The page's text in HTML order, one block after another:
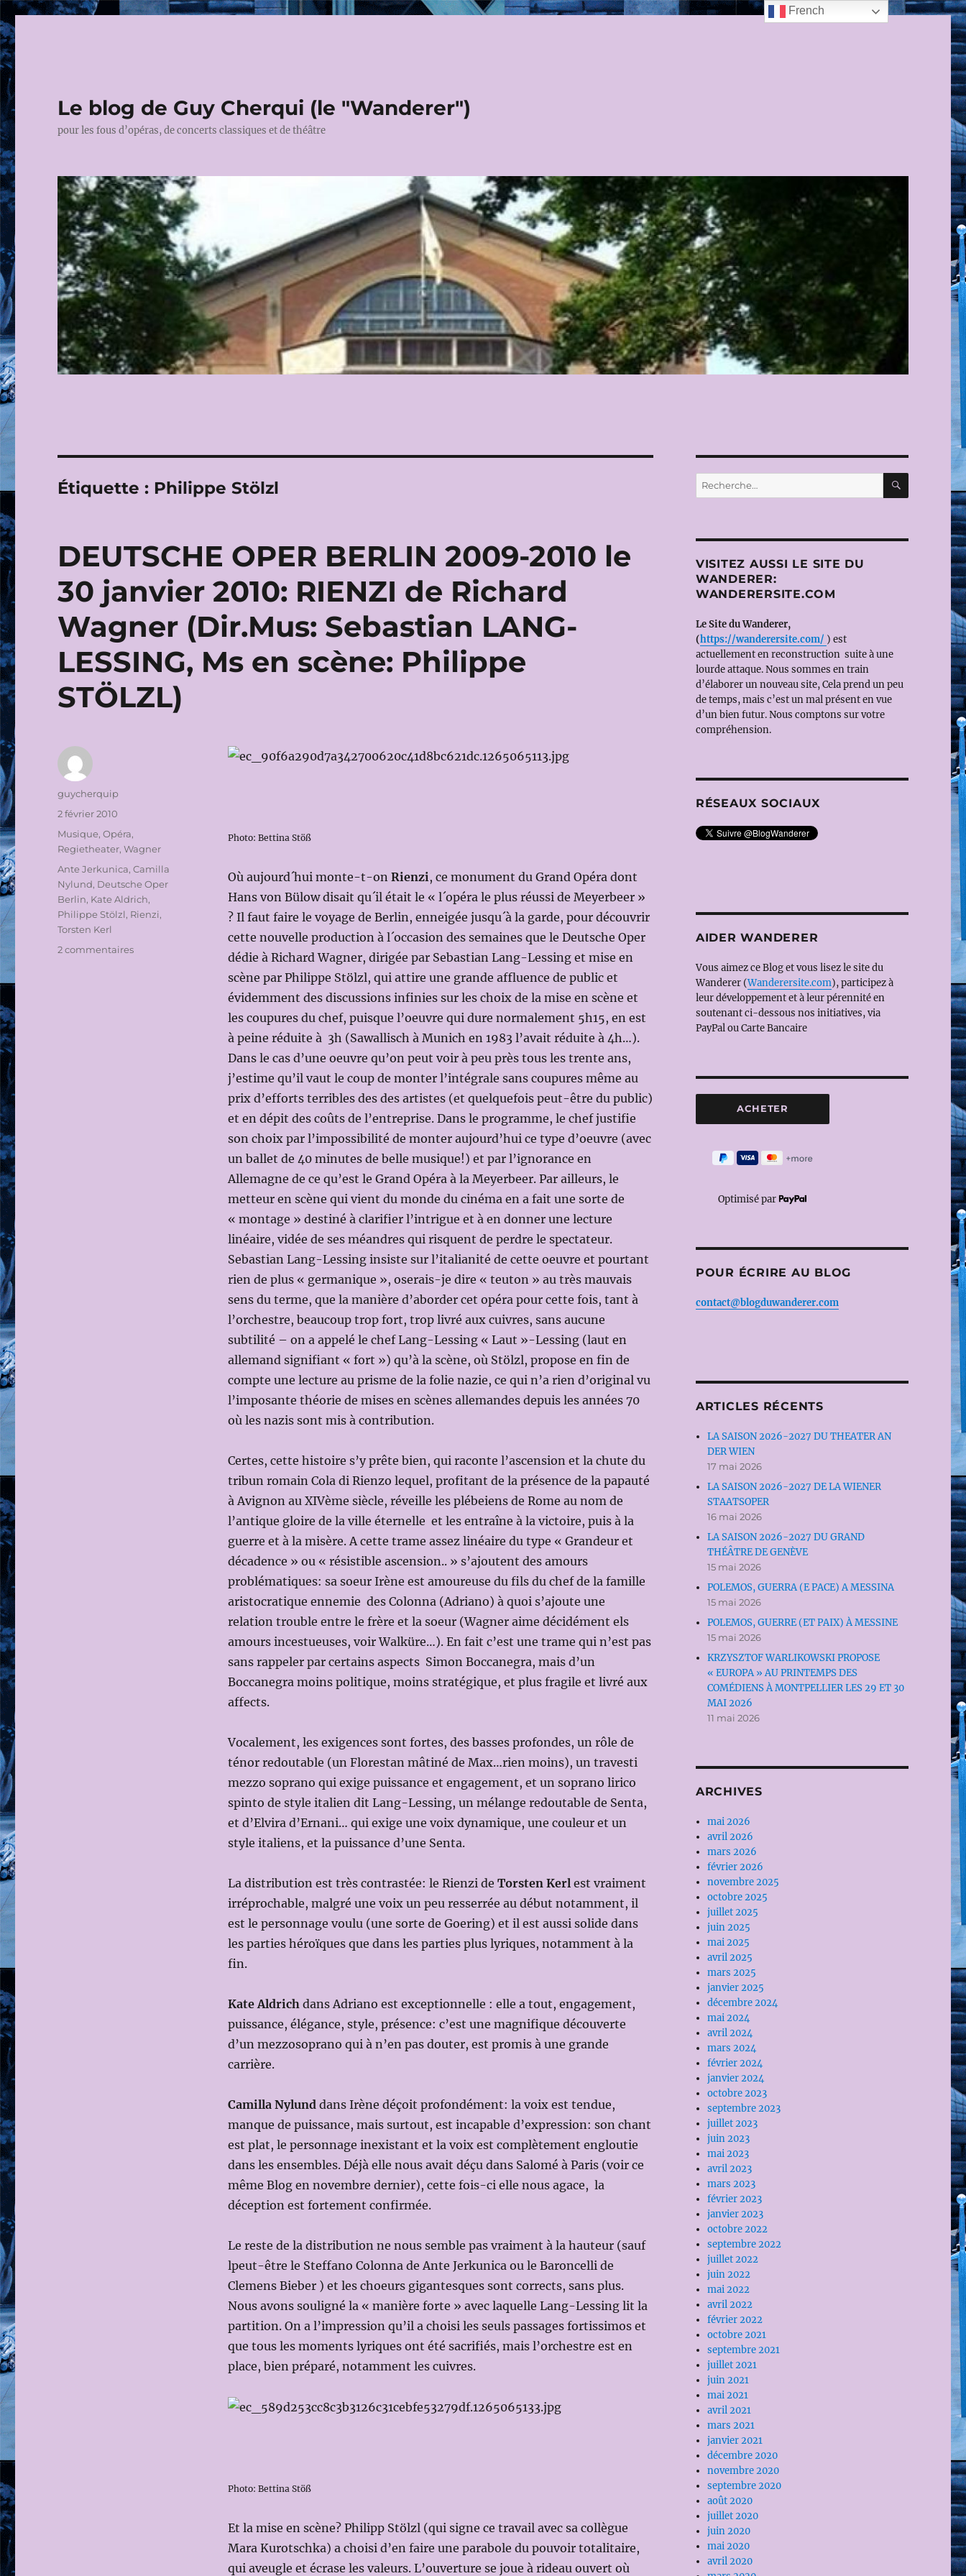
Le blog de Guy Cherqui (le "Wanderer")
pour les fous d’opéras, de concerts classiques et de théâtre
Étiquette : Philippe Stölzl
DEUTSCHE OPER BERLIN 2009-2010 le
30 janvier 2010: RIENZI de Richard
Wagner (Dir.Mus: Sebastian LANG-
LESSING, Ms en scène: Philippe
STÖLZL)
Photo: Bettina Stöß
Où aujourd´hui monte-t-on Rienzi , ce monument du Grand Opéra dont
Hans von Bülow disait qu´il était le « l´opéra le plus réussi de Meyerbeer »
? Il faut faire le voyage de Berlin, enneigée jusqu´à la garde, pour découvrir
cette nouvelle production à l´occasion des semaines que le Deutsche Oper
dédie à Richard Wagner, dirigée par Sebastian Lang-Lessing et mise en
scène par Philippe Stölzl, qui attire une grande affluence de public et
évidemment des discussions infinies sur les choix de la mise en scène et
les coupures du chef, puisque l’oeuvre qui dure normalement 5h15, en est
à peine réduite à 3h (Sawallisch à Munich en 1983 l’avait réduite à 4h…).
Dans le cas d’une oeuvre qu’on peut voir à peu près tous les trente ans,
j’estime qu’il vaut le coup de monter l’intégrale sans coupures même au
prix d’efforts terribles des des artistes (et quelquefois peut-être du public)
et en dépit des coûts de l’entreprise. Dans le programme, le chef justifie
son choix par l’impossibilité de monter aujourd’hui ce type d’oeuvre (avec
un ballet de 40 minutes de belle musique!) et par l’ignorance en
Allemagne de ce qu’est le Grand Opéra à la Meyerbeer. Par ailleurs, le
metteur en scène qui vient du monde du cinéma en a fait une sorte de
« montage » destiné à clarifier l’intrigue et à en donner une lecture
linéaire, vidée de ses méandres qui risquent de perdre le spectateur.
Sebastian Lang-Lessing insiste sur l’italianité de cette oeuvre et pourtant
rien de plus « germanique », oserais-je dire « teuton » au très mauvais
sens du terme, que la manière d’aborder cet opéra pour cette fois, tant à
l’orchestre, beaucoup trop fort, trop livré aux cuivres, sans aucune
subtilité – on a appelé le chef Lang-Lessing « Laut »-Lessing (laut en
allemand signifiant « fort ») qu’à la scène, où Stölzl, propose en fin de
compte une lecture au prisme de la folie nazie, ce qui n’a rien d’original vu
l’imposante théorie de mises en scènes allemandes depuis les années 70
où les nazis sont mis à contribution.
Certes, cette histoire s’y prête bien, qui raconte l’ascension et la chute du
tribun romain Cola di Rienzo lequel, profitant de la présence de la papauté
à Avignon au XIVème siècle, réveille les plébeiens de Rome au nom de
l’antique gloire de la ville éternelle et les entraîne à la victoire, puis à la
guerre et à la misère. A cette trame assez linéaire du type « Grandeur et
décadence » ou « résistible ascension.. » s’ajoutent des amours
problématiques: sa soeur Irène est amoureuse du fils du chef de la famille
aristocratique ennemie des Colonna (Adriano) à quoi s’ajoute une
relation trouble entre le frère et la soeur (Wagner aime décidément els
amours incestueuses, voir Walküre…). En fait c’est une trame qui n’est pas
sans rappeler par certains aspects Simon Boccanegra, mais d’un
Boccanegra moins politique, moins stratégique, et plus fragile et livré aux
affects.
Vocalement, les exigences sont fortes, des basses profondes, un rôle de
ténor redoutable (un Florestan mâtiné de Max…rien moins), un travesti
mezzo soprano qui exige puissance et engagement, et un soprano lirico
spinto de style italien dit Lang-Lessing, un mélange redoutable de Senta,
et d’Elvira d’Ernani… qui exige une voix dynamique, une couleur et un
style italiens, et la puissance d’une Senta.
La distribution est très contrastée: le Rienzi de Torsten Kerl est vraiment
irréprochable, malgré une voix un peu resserrée au début notamment, il
est le personnage voulu (une sorte de Goering) et il est aussi solide dans
les parties héroïques que dans les parties plus lyriques, notamment à la
fin.
Kate Aldrich dans Adriano est exceptionnelle : elle a tout, engagement,
puissance, élégance, style, présence: c’est une magnifique découverte
d’un mezzosoprano qui à n’en pas douter, est promis à une grande
carrière.
Camilla Nylund dans Irène déçoit profondément: la voix est tendue,
manque de puissance, mais surtout, est incapable d’expression: son chant
est plat, le personnage inexistant et la voix est complètement engloutie
dans les ensembles. Déjà elle nous avait déçu dans Salomé à Paris (voir ce
même Blog en novembre dernier), cette fois-ci elle nous agace, la
déception est fortement confirmée.
Le reste de la distribution ne nous semble pas vraiment à la hauteur (sauf
lpeut-être le Steffano Colonna de Ante Jerkunica ou le Baroncelli de
Clemens Bieber ) et les choeurs gigantesques sont corrects, sans plus.
Nous avons souligné la « manière forte » avec laquelle Lang-Lessing lit la
partition. On a l’impression qu’il a choisi les seuls passages fortissimos et
que tous les moments lyriques ont été sacrifiés, mais l’orchestre est en
place, bien préparé, notamment les cuivres.
Photo: Bettina Stöß
Et la mise en scène? Philipp Stölzl (qui signe ce travail avec sa collègue
Mara Kurotschka) a choisi d’en faire une parabole du pouvoir totalitaire,
qui aveugle et écrase les valeurs. L’ouverture se joue à rideau ouvert où
Auteur
guycherquip
Publié
2 février 2010
Catégories
Musique,Opéra,
Regietheater,Wagner
Étiquettes
Ante Jerkunica,Camilla
Nylund, Deutsche Oper
Berlin, Kate Aldrich,
Philippe Stölzl, Rienzi,
Torsten Kerl
2 commentairessur
Recherche
pour :
VISITEZ AUSSI LE SITE DU
WANDERER:
WANDERERSITE.COM
Le Site du Wanderer,
(https://wanderersite.com/ ) est
actuellement en reconstruction suite à une
lourde attaque. Nous sommes en train
d’élaborer un nouveau site, Cela prend un peu
de temps, mais c’est un mal présent en vue
d’un bien futur. Nous comptons sur votre
compréhension.
RÉSEAUX SOCIAUX
AIDER WANDERER
Vous aimez ce Blog et vous lisez le site du
Wanderer (Wanderersite.com), participez à
leur développement et à leur pérennité en
soutenant ci-dessous nos initiatives, via
PayPal ou Carte Bancaire
Optimisé par
POUR ÉCRIRE AU BLOG
contact@blogduwanderer.com
ARTICLES RÉCENTS
LA SAISON 2026-2027 DU THEATER AN
DER WIEN
17 mai 2026
LA SAISON 2026-2027 DE LA WIENER
STAATSOPER
16 mai 2026
LA SAISON 2026-2027 DU GRAND
THÉÂTRE DE GENÈVE
15 mai 2026
POLEMOS, GUERRA (E PACE) A MESSINA
15 mai 2026
POLEMOS, GUERRE (ET PAIX) À MESSINE
15 mai 2026
KRZYSZTOF WARLIKOWSKI PROPOSE
« EUROPA » AU PRINTEMPS DES
COMÉDIENS À MONTPELLIER LES 29 ET 30
MAI 2026
11 mai 2026
ARCHIVES
mai 2026
avril 2026
mars 2026
février 2026
novembre 2025
octobre 2025
juillet 2025
juin 2025
mai 2025
avril 2025
mars 2025
janvier 2025
décembre 2024
mai 2024
avril 2024
mars 2024
février 2024
janvier 2024
octobre 2023
septembre 2023
juillet 2023
juin 2023
mai 2023
avril 2023
mars 2023
février 2023
janvier 2023
octobre 2022
septembre 2022
juillet 2022
juin 2022
mai 2022
avril 2022
février 2022
octobre 2021
septembre 2021
juillet 2021
juin 2021
mai 2021
avril 2021
mars 2021
janvier 2021
décembre 2020
novembre 2020
septembre 2020
août 2020
juillet 2020
juin 2020
mai 2020
avril 2020
French